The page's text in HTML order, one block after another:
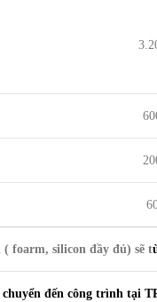
foarm, silicon đầy đủ) sẽ t
đến công trình tại